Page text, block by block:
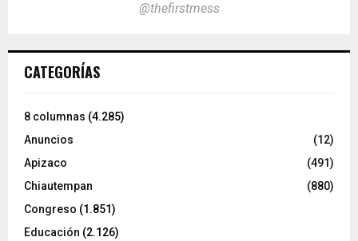
@thefirstmess
CATEGORÍAS
8 columnas (4.285)
Anuncios
(12)
Apizaco
(491)
Chiautempan
(880)
Congreso (1.851)
Educación (2.126)